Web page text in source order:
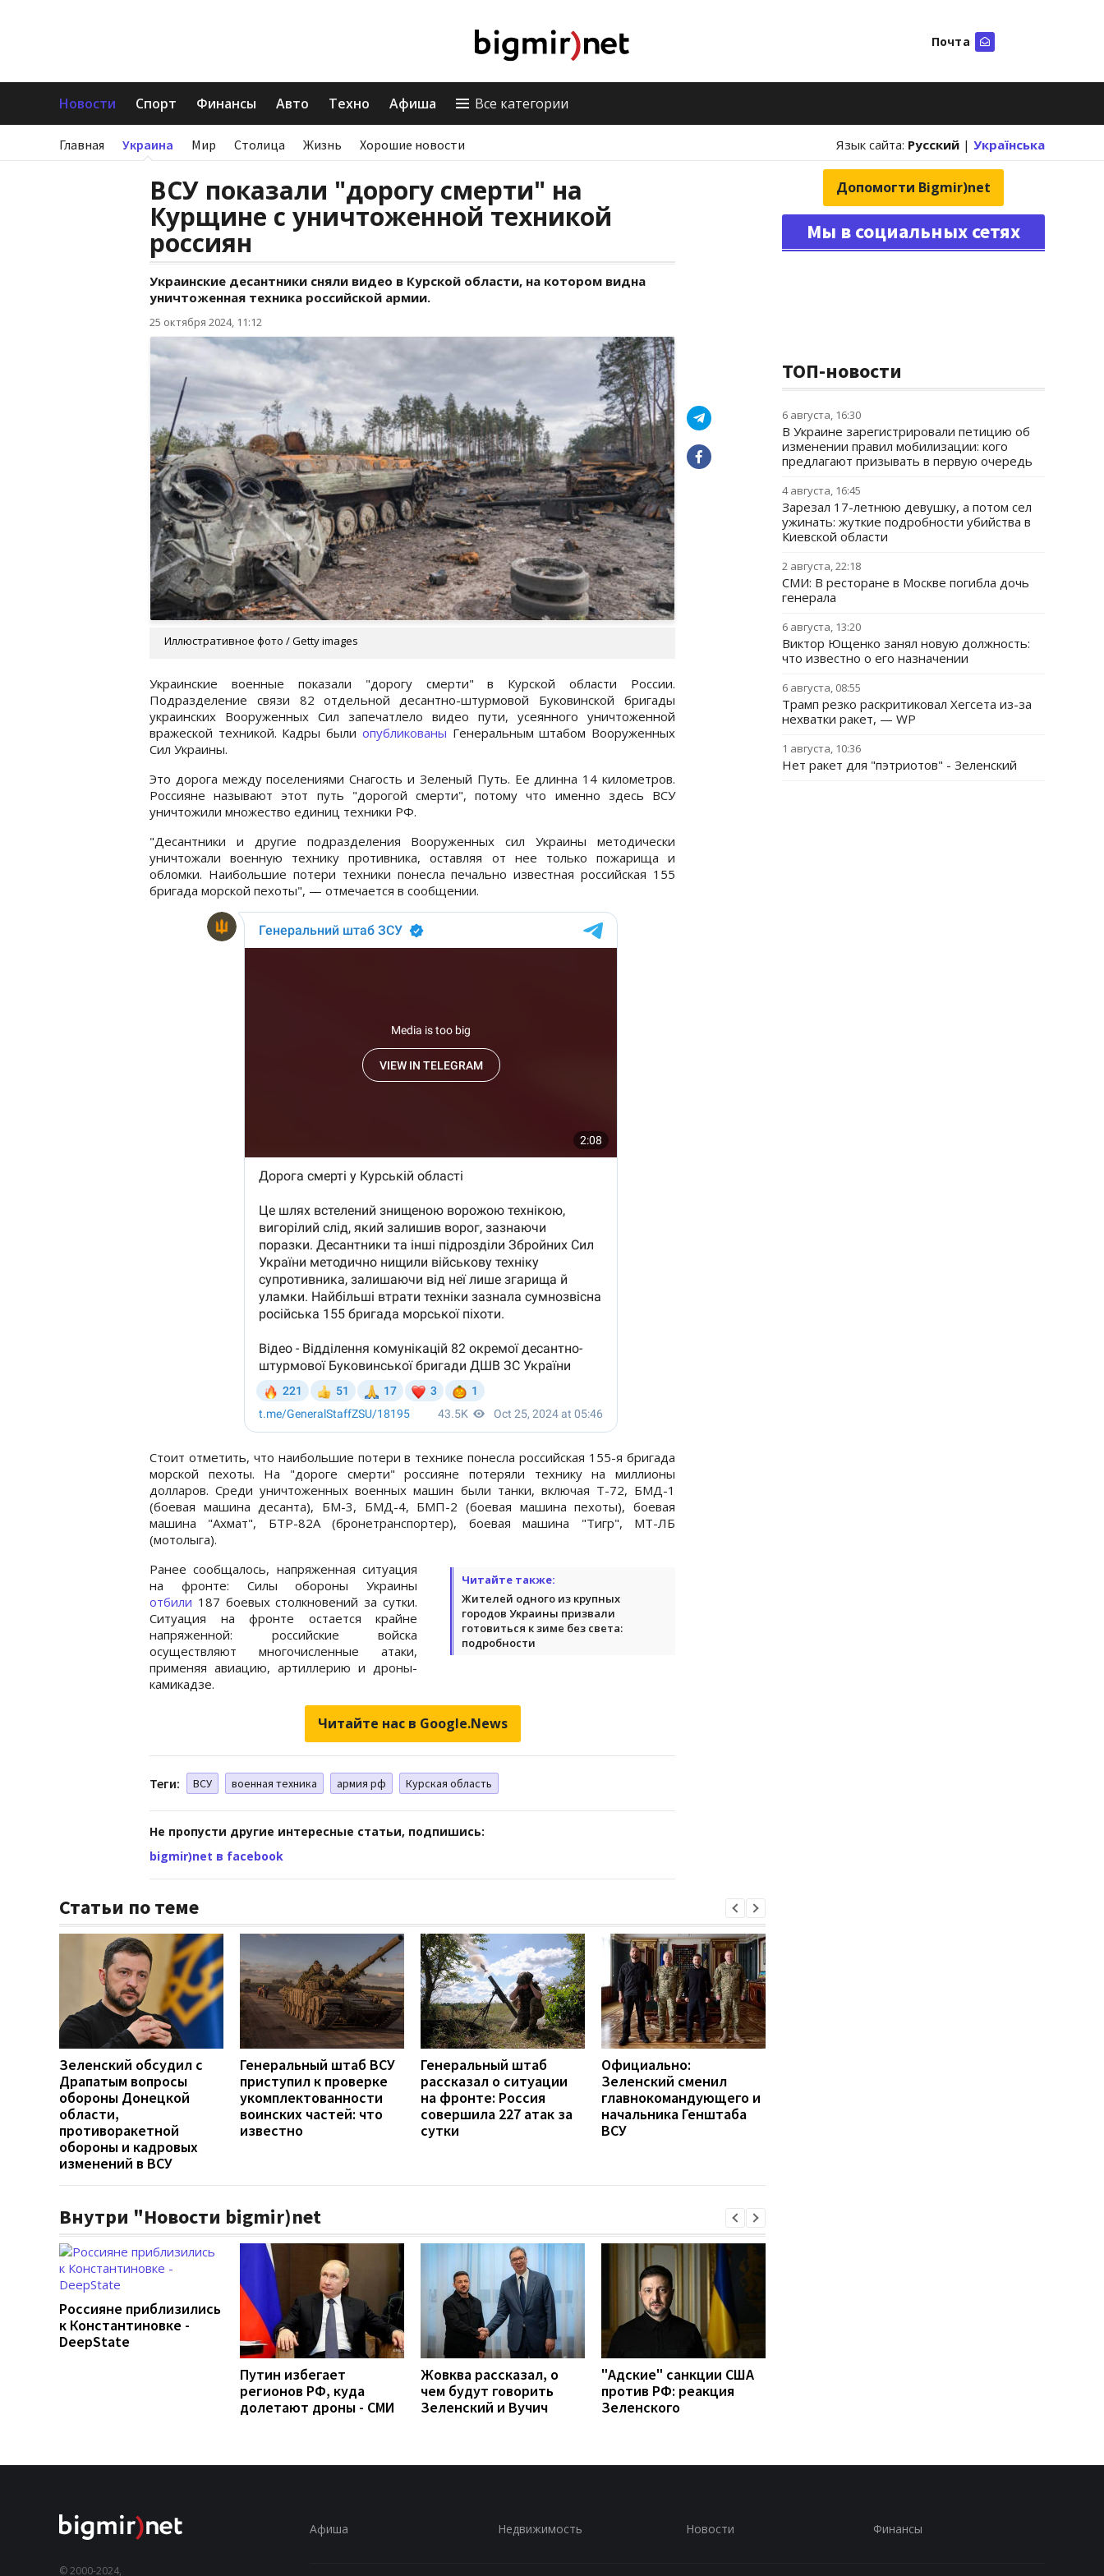
Почта
Новости Спорт Финансы Авто Техно Афиша Все категории
Главная Украина Мир Столица Жизнь Хорошие новости Язык сайта: Русский | Українська
ВСУ показали "дорогу смерти" на
Курщине с уничтоженной техникой
россиян
Украинские десантники сняли видео в Курской области, на котором видна
уничтоженная техника российской армии.
25 октября 2024, 11:12
Иллюстративное фото / Getty images
Украинские военные показали "дорогу смерти" в Курской области России.
Подразделение связи 82 отдельной десантно-штурмовой Буковинской бригады
украинских Вооруженных Сил запечатлело видео пути, усеянного уничтоженной
вражеской техникой. Кадры были опубликованы Генеральным штабом Вооруженных
Сил Украины.
Это дорога между поселениями Снагость и Зеленый Путь. Ее длинна 14 километров.
Россияне называют этот путь "дорогой смерти", потому что именно здесь ВСУ
уничтожили множество единиц техники РФ.
"Десантники и другие подразделения Вооруженных сил Украины методически
уничтожали военную технику противника, оставляя от нее только пожарища и
обломки. Наибольшие потери техники понесла печально известная российская 155
бригада морской пехоты", — отмечается в сообщении.
Стоит отметить, что наибольшие потери в технике понесла российская 155-я бригада
морской пехоты. На "дороге смерти" россияне потеряли технику на миллионы
долларов. Среди уничтоженных военных машин были танки, включая Т-72, БМД-1
(боевая машина десанта), БМ-3, БМД-4, БМП-2 (боевая машина пехоты), боевая
машина "Ахмат", БТР-82А (бронетранспортер), боевая машина "Тигр", МТ-ЛБ
(мотолыга).
Читайте также:
Жителей одного из крупных
городов Украины призвали
готовиться к зиме без света:
подробности
Ранее сообщалось, напряженная ситуация
на фронте: Силы обороны Украины
отбили 187 боевых столкновений за сутки.
Ситуация на фронте остается крайне
напряженной: российские войска
осуществляют многочисленные атаки,
применяя авиацию, артиллерию и дроны-
камикадзе.
Читайте нас в Google.News
Теги: ВСУ военная техника армия рф Курская область
Не пропусти другие интересные статьи, подпишись:
bigmir)net в facebook
Статьи по теме
Зеленский обсудил с
Драпатым вопросы
обороны Донецкой
области,
противоракетной
обороны и кадровых
изменений в ВСУ
Генеральный штаб ВСУ
приступил к проверке
укомплектованности
воинских частей: что
известно
Генеральный штаб
рассказал о ситуации
на фронте: Россия
совершила 227 атак за
сутки
Официально:
Зеленский сменил
главнокомандующего и
начальника Генштаба
ВСУ
Внутри "Новости bigmir)net
Россияне приблизились
к Константиновке -
DeepState
Путин избегает
регионов РФ, куда
долетают дроны - СМИ
Жовква рассказал, о
чем будут говорить
Зеленский и Вучич
"Адские" санкции США
против РФ: реакция
Зеленского
Допомогти Bigmir)net
Мы в социальных сетях
ТОП-новости
6 августа, 16:30
В Украине зарегистрировали петицию об
изменении правил мобилизации: кого
предлагают призывать в первую очередь
4 августа, 16:45
Зарезал 17-летнюю девушку, а потом сел
ужинать: жуткие подробности убийства в
Киевской области
2 августа, 22:18
СМИ: В ресторане в Москве погибла дочь
генерала
6 августа, 13:20
Виктор Ющенко занял новую должность:
что известно о его назначении
6 августа, 08:55
Трамп резко раскритиковал Хегсета из-за
нехватки ракет, — WP
1 августа, 10:36
Нет ракет для "пэтриотов" - Зеленский
© 2000-2024,
Афиша Недвижимость Новости Финансы